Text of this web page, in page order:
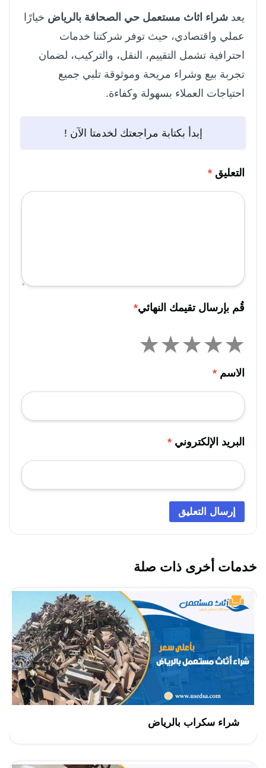
يعد شراء اثاث مستعمل حي الصحافة بالرياض خيارًا
عملي واقتصادي، حيث توفر شركتنا خدمات
احترافية تشمل التقييم، النقل، والتركيب، لضمان
تجربة بيع وشراء مريحة وموثوقة تلبي جميع
احتياجات العملاء بسهولة وكفاءة.
إبدأ بكتابة مراجعتك لخدمتا الآن !
التعليق *
قُم بإرسال تقيمك النهائي*
الاسم *
البريد الإلكتروني *
خدمات أخرى ذات صلة
شراء سكراب بالرياض